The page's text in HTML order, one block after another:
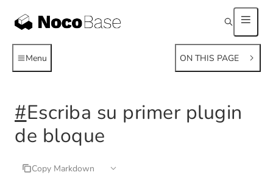
Menu ON THIS PAGE
#Escriba su primer plugin
de bloque
Copy Markdown